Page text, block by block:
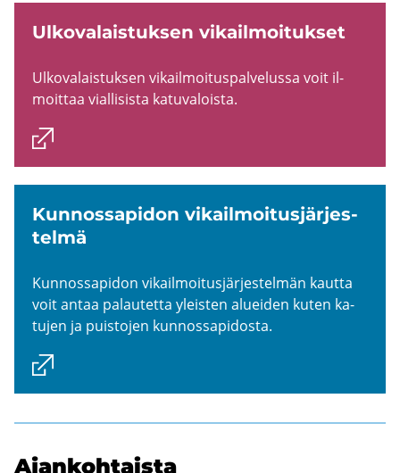
Ul­ko­va­lais­tuk­sen vi­kail­moi­tuk­set
Ul­ko­va­lais­tuk­sen vi­kail­moi­tus­pal­ve­lus­sa voit il­
moit­taa vial­li­sis­ta ka­tu­va­lois­ta.
Kun­nos­sa­pi­don vi­kail­moi­tus­jär­jes­
tel­mä
Kun­nos­sa­pi­don vi­kail­moi­tus­jär­jes­tel­män kaut­ta
voit antaa pa­lau­tet­ta yleis­ten aluei­den kuten ka­
tu­jen ja puis­to­jen kun­nos­sa­pi­dos­ta.
Ajan­koh­tais­ta